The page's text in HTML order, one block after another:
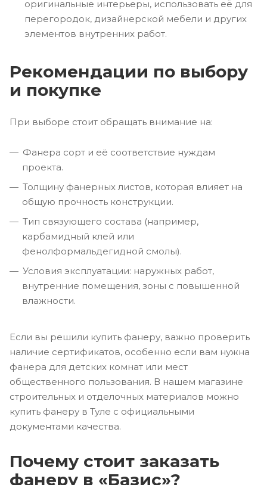
оригинальные интерьеры, использовать её для
перегородок, дизайнерской мебели и других
элементов внутренних работ.
Рекомендации по выбору
и покупке
При выборе стоит обращать внимание на:
Фанера сорт и её соответствие нуждам
проекта.
Толщину фанерных листов, которая влияет на
общую прочность конструкции.
Тип связующего состава (например,
карбамидный клей или
фенолформальдегидной смолы).
Условия эксплуатации: наружных работ,
внутренние помещения, зоны с повышенной
влажности.
Если вы решили купить фанеру, важно проверить
наличие сертификатов, особенно если вам нужна
фанера для детских комнат или мест
общественного пользования. В нашем магазине
строительных и отделочных материалов можно
купить фанеру в Туле с официальными
документами качества.
Почему стоит заказать
фанеру в «Базис»?